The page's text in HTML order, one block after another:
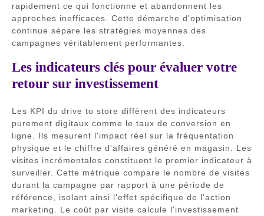
rapidement ce qui fonctionne et abandonnent les
approches inefficaces. Cette démarche d'optimisation
continue sépare les stratégies moyennes des
campagnes véritablement performantes.
Les indicateurs clés pour évaluer votre
retour sur investissement
Les KPI du drive to store diffèrent des indicateurs
purement digitaux comme le taux de conversion en
ligne. Ils mesurent l'impact réel sur la fréquentation
physique et le chiffre d'affaires généré en magasin. Les
visites incrémentales constituent le premier indicateur à
surveiller. Cette métrique compare le nombre de visites
durant la campagne par rapport à une période de
référence, isolant ainsi l'effet spécifique de l'action
marketing. Le coût par visite calcule l'investissement